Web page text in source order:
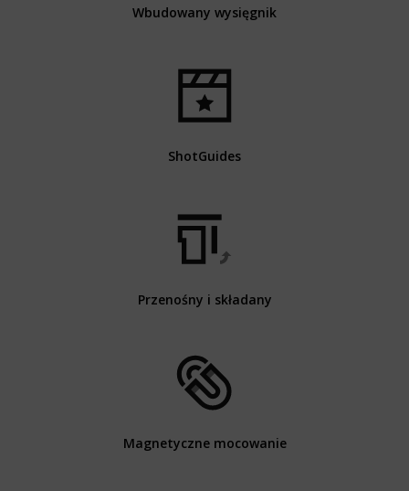
Wbudowany wysięgnik
ShotGuides
Przenośny i składany
Magnetyczne mocowanie